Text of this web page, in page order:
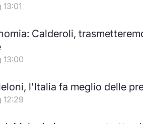
Calderoli,
13:00
l'Italia fa meglio delle
12:29